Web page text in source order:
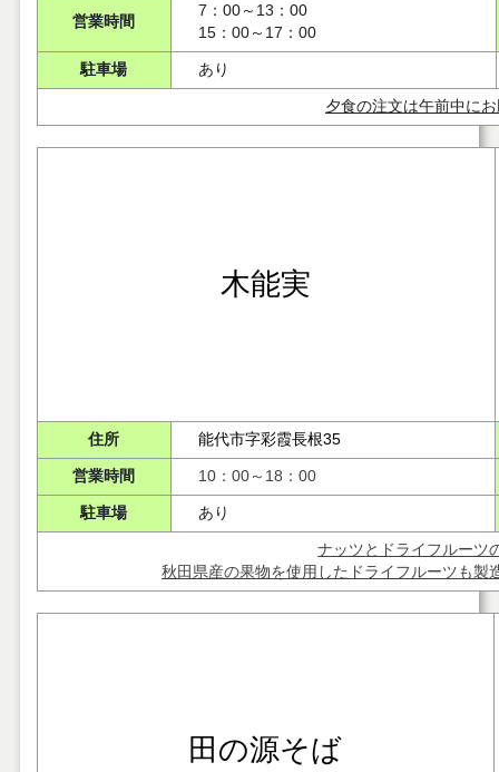
営業時間
7：00～13：00
15：00～17：00
駐車場 あり
夕食の注文は午前中に
木能実
住所 能代市字彩霞長根35
営業時間 10：00～18：00
駐車場 あり
ナッツとドライフルーツ
秋田県産の果物を使用したドライフルーツも製
田の源そば